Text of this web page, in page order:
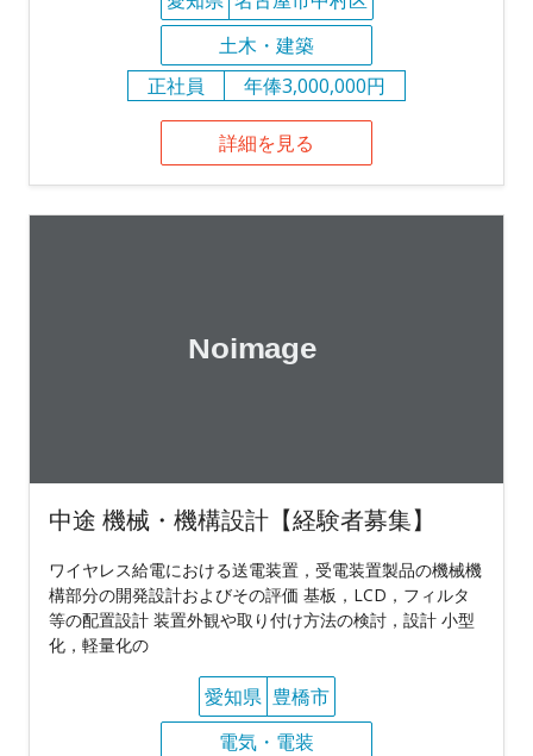
土木・建築
正社員
年俸3,000,000円
詳細を見る
中途 機械・機構設計【経験者募集】
ワイヤレス給電における送電装置，受電装置製品の機械機
構部分の開発設計およびその評価 基板，LCD，フィルタ
等の配置設計 装置外観や取り付け方法の検討，設計 小型
化，軽量化の
愛知県 豊橋市
電気・電装